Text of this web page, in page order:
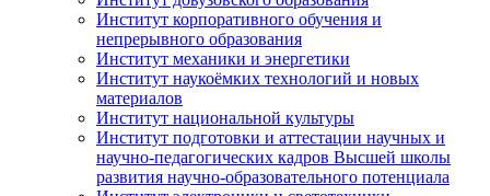
Институт корпоративного обучения и
непрерывного образования
Институт механики и энергетики
Институт наукоёмких технологий и новых
материалов
Институт национальной культуры
Институт подготовки и аттестации научных и
научно-педагогических кадров Высшей школы
развития научно-образовательного потенциала